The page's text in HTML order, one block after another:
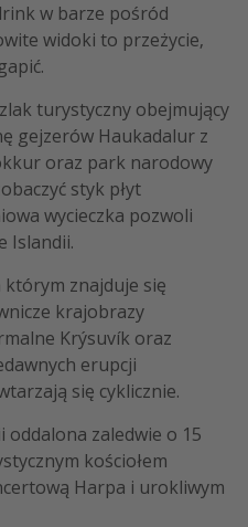
w barze pośród
widoki to przeżycie,
turystyczny obejmujący
gejzerów Haukadalur z
oraz park narodowy
styk płyt
wycieczka pozwoli
Islandii.
którym znajduje się
krajobrazy
Krýsuvík oraz
erupcji
się cyklicznie.
oddalona zaledwie o 15
kościołem
Harpa i urokliwym